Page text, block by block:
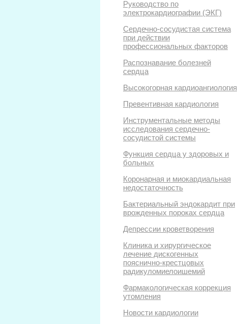
Руководство по
электрокардиографии (ЭКГ)
Сердечно-сосудистая система
при действии
профессиональных факторов
Распознавание болезней
сердца
Высокогорная кардиоангиология
Превентивная кардиология
Инструментальные методы
исследования сердечно-
сосудистой системы
Функция сердца у здоровых и
больных
Коронарная и миокардиальная
недостаточность
Бактериальный эндокардит при
врожденных пороках сердца
Депрессии кроветворения
Клиника и хирургическое
лечение дискогенных
пояснично-крестцовых
радикуломиелоишемий
Фармакологическая коррекция
утомления
Новости кардиологии